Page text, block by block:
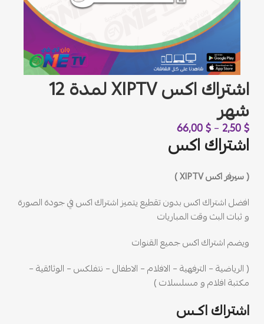
اشتراك اكس XIPTV لمدة 12
شهر
2,50$
–
66,00$
اشتراك اكس
( سيرفر اكس XIPTV )
افضل اشتراك اكس بدون تقطيع يتميز اشتراك اكس في جودة الصورة
و ثبات البث وقت المباريات
ويضم اشتراك اكس جميع القنوات
( الرياضية – الترفهية – الافلام – الاطفال – نتفلكس – الوثائقية –
مكتبة افلام و مسلسلات )
اشتراك اكـس